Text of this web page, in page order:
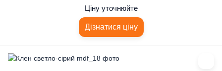
Ціну уточнюйте
Дізнатися ціну